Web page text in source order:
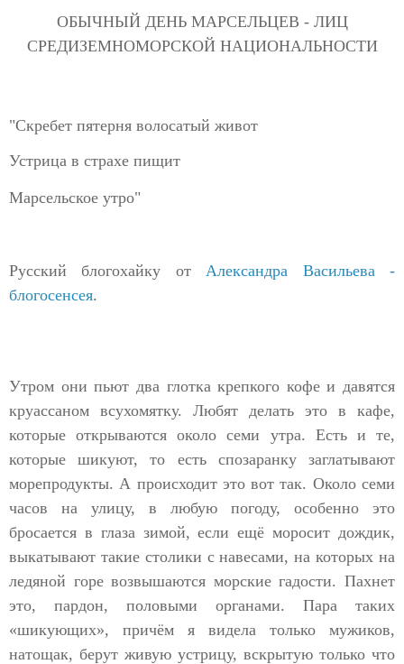
ОБЫЧНЫЙ ДЕНЬ МАРСЕЛЬЦЕВ - ЛИЦ
СРЕДИЗЕМНОМОРСКОЙ НАЦИОНАЛЬНОСТИ
"Скребет пятерня волосатый живот
Устрица в страхе пищит
Марсельское утро"
Русский блогохайку от Александра Васильева -
блогосенсея.
Утром они пьют два глотка крепкого кофе и давятся
круассаном всухомятку. Любят делать это в кафе,
которые открываются около семи утра. Есть и те,
которые шикуют, то есть спозаранку заглатывают
морепродукты. А происходит это вот так. Около семи
часов на улицу, в любую погоду, особенно это
бросается в глаза зимой, если ещё моросит дождик,
выкатывают такие столики с навесами, на которых на
ледяной горе возвышаются морские гадости. Пахнет
это, пардон, половыми органами. Пара таких
«шикующих», причём я видела только мужиков,
натощак, берут живую устрицу, вскрытую только что